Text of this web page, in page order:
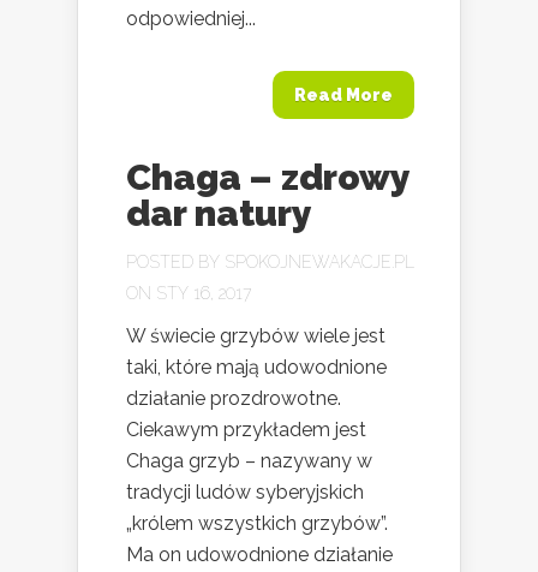
odpowiedniej...
Read More
Chaga – zdrowy
dar natury
POSTED BY SPOKOJNEWAKACJE.PL
ON STY 16, 2017
W świecie grzybów wiele jest
taki, które mają udowodnione
działanie prozdrowotne.
Ciekawym przykładem jest
Chaga grzyb – nazywany w
tradycji ludów syberyjskich
„królem wszystkich grzybów”.
Ma on udowodnione działanie